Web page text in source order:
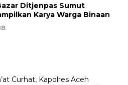
Ditjenpas Sumut
Karya Warga Binaan